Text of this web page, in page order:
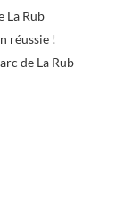
La Rub
réussie !
de La Rub